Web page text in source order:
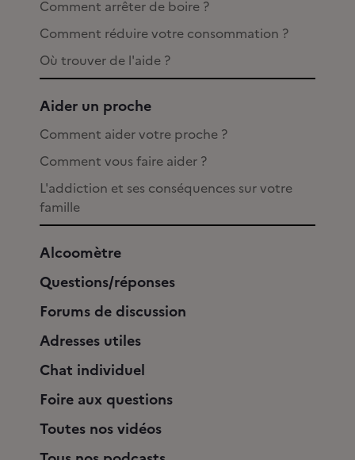
Comment arrêter de boire ?
Comment réduire votre consommation ?
Où trouver de l'aide ?
Aider un proche
Comment aider votre proche ?
Comment vous faire aider ?
L'addiction et ses conséquences sur votre
famille
Alcoomètre
Questions/réponses
Forums de discussion
Adresses utiles
Chat individuel
Foire aux questions
Toutes nos vidéos